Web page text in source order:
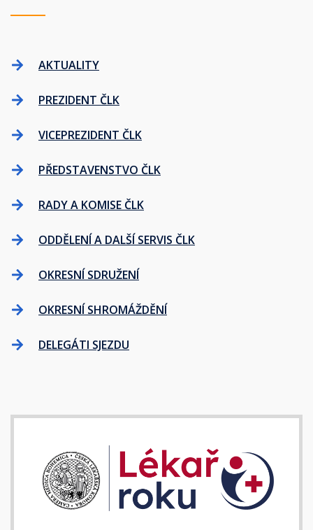
AKTUALITY
PREZIDENT ČLK
VICEPREZIDENT ČLK
PŘEDSTAVENSTVO ČLK
RADY A KOMISE ČLK
ODDĚLENÍ A DALŠÍ SERVIS ČLK
OKRESNÍ SDRUŽENÍ
OKRESNÍ SHROMÁŽDĚNÍ
DELEGÁTI SJEZDU